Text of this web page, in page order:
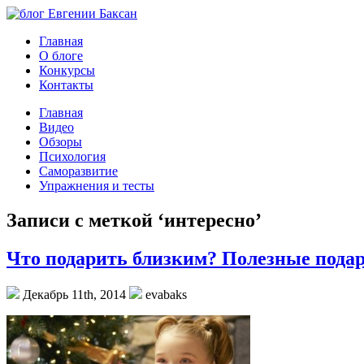
Главная
О блоге
Конкурсы
Контакты
Главная
Видео
Обзоры
Психология
Саморазвитие
Упражнения и тесты
Записи с меткой ‘интересно’
Что подарить близким? Полезные
Декабрь 11th, 2014 evabaks